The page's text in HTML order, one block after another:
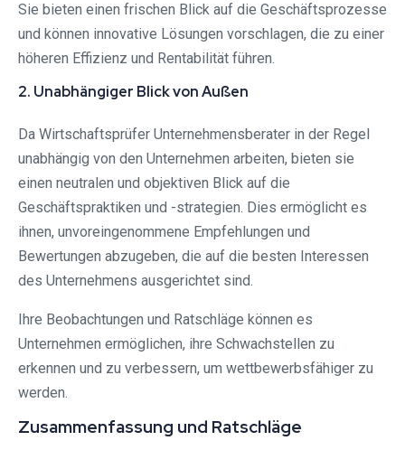
Sie bieten einen frischen Blick auf die Geschäftsprozesse
und können innovative Lösungen vorschlagen, die zu einer
höheren Effizienz und Rentabilität führen.
2. Unabhängiger Blick von Außen
Da Wirtschaftsprüfer Unternehmensberater in der Regel
unabhängig von den Unternehmen arbeiten, bieten sie
einen neutralen und objektiven Blick auf die
Geschäftspraktiken und -strategien. Dies ermöglicht es
ihnen, unvoreingenommene Empfehlungen und
Bewertungen abzugeben, die auf die besten Interessen
des Unternehmens ausgerichtet sind.
Ihre Beobachtungen und Ratschläge können es
Unternehmen ermöglichen, ihre Schwachstellen zu
erkennen und zu verbessern, um wettbewerbsfähiger zu
werden.
Zusammenfassung und Ratschläge